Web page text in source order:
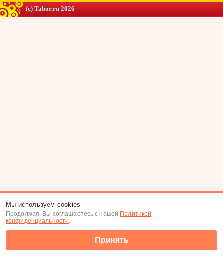
(c) Tabor.ru 2026
Мы используем cookies
Продолжая, Вы соглашаетесь с нашей Политикой
конфиденциальности.
Принять